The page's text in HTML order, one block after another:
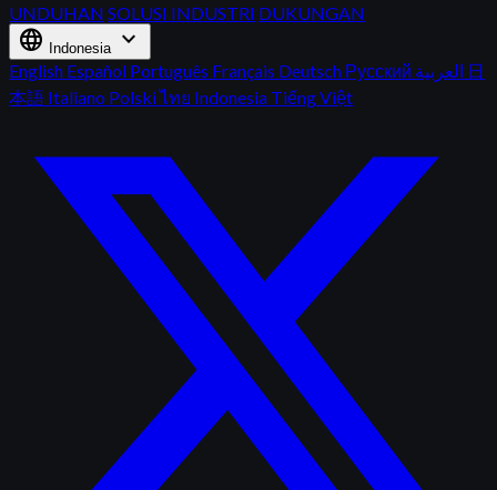
UNDUHAN SOLUSI INDUSTRI DUKUNGAN
language Indonesia expand_more
English Español Português Français Deutsch Русский
日
本語 Italiano Polskiไทย Indonesia Tiếng Việt